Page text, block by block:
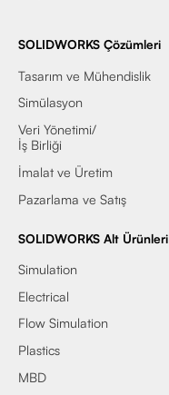
SOLIDWORKS Çözümleri
Tasarım ve Mühendislik
Simülasyon
Veri Yönetimi/
İş Birliği
İmalat ve Üretim
Pazarlama ve Satış
SOLIDWORKS Alt Ürünleri
Simulation
Electrical
Flow Simulation
Plastics
MBD